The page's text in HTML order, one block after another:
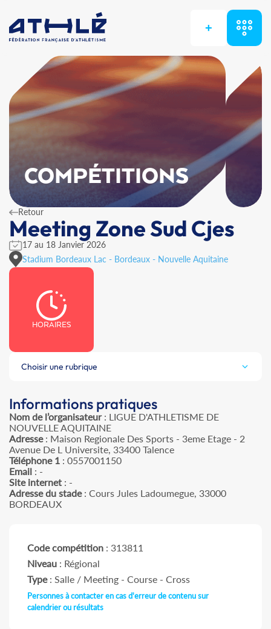
+
COMPÉTITIONS
Retour
Meeting Zone Sud Cjes
17 au 18 Janvier 2026
Stadium Bordeaux Lac - Bordeaux - Nouvelle Aquitaine
HORAIRES
Choisir une rubrique
Informations pratiques
Nom de l’organisateur: LIGUE D'ATHLETISME DE
NOUVELLE AQUITAINE
Adresse: Maison Regionale Des Sports - 3eme Etage - 2
Avenue De L Universite, 33400 Talence
Téléphone 1 : 0557001150
Email : -
Site internet : -
Adresse du stade: Cours Jules Ladoumegue, 33000
BORDEAUX
Code compétition : 313811
Niveau : Régional
Type: Salle / Meeting - Course - Cross
Personnes à contacter en cas d'erreur de contenu sur
calendrier ou résultats